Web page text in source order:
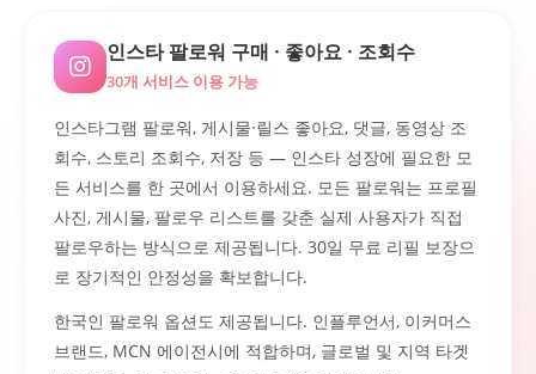
인스타 팔로워 구매 · 좋아요 · 조회수
30개 서비스 이용 가능
인스타그램 팔로워, 게시물·릴스 좋아요, 댓글, 동영상 조
회수, 스토리 조회수, 저장 등 — 인스타 성장에 필요한 모
든 서비스를 한 곳에서 이용하세요. 모든 팔로워는 프로필
사진, 게시물, 팔로우 리스트를 갖춘 실제 사용자가 직접
팔로우하는 방식으로 제공됩니다. 30일 무료 리필 보장으
로 장기적인 안정성을 확보합니다.
한국인 팔로워 옵션도 제공됩니다. 인플루언서, 이커머스
브랜드, MCN 에이전시에 적합하며, 글로벌 및 지역 타겟